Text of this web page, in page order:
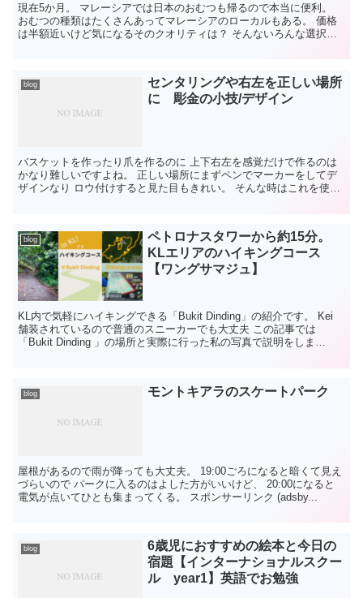
現在5か月。 マレーシアでは日本のおむつも帰るので本当に便利。
おむつの種類はたくさんあってマレーシアのローカルもある。 価格
は半額近いけど気になるそのクオリティは？ そんないろんな選択肢
blog
センタリングや右左を正しい場所
に 彫金の小技/デザイン
バスケットを作ったり爪を作るのに 上下右左を感覚だけで作るのは
かなり難しいですよね。 正しい場所にまずペンでマーカーをしてデ
ザインなり ロウ付けすると見た目もきれい。 そんな時はこれを使う
blog
ペトロナスタワーから約15分。
KLエリアのハイキングコース
【ワングサマジュ】
KL内で気軽にハイキングできる「Bukit Dinding」の紹介です。 Kei
舗装されているので普通のスニーカーでも大丈夫 この記事では
「Bukit Dinding 」の場所と実際に行った私の写真で説明をしま
blog モントキアラのスケートパーク
屋根があるので雨が降っても大丈夫。 19:00ごろになると暗くて見え
づらいので パークに入るのはよした方がいいけど、 20:00になると
電気が点いてひとも集まってくる。 スポンサーリンク (adsby...
blog
6歳児におすすめの絵本と今日の
宿題【インターナショナルスクー
ル year1】英語でお勉強